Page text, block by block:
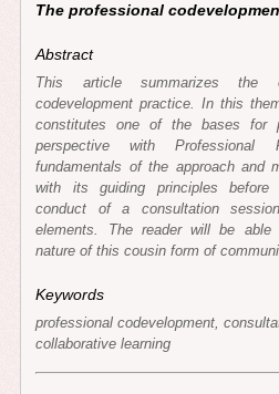
The professional
Abstract
This article summarizes the
codevelopment practice. In this
constitutes one of the bases for
perspective with Professional
fundamentals of the approach and
with its guiding principles before
conduct of a consultation
elements. The reader will be
nature of this cousin form of
Keywords
professional codevelopment ,
collaborative learning